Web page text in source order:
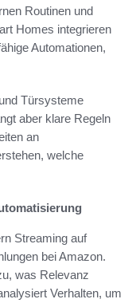
Routinen und
Homes integrieren
Automationen,
Türsysteme
aber klare Regeln
an
welche
Streaming auf
bei Amazon.
was Relevanz
Verhalten, um